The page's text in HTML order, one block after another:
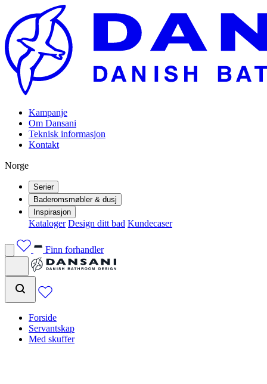
Kampanje
Om Dansani
Teknisk informasjon
Kontakt
Norge
Serier
Baderomsmøbler & dusj
Inspirasjon
Kataloger Design ditt bad Kundecaser
Finn forhandler
Forside
Servantskap
Med skuffer